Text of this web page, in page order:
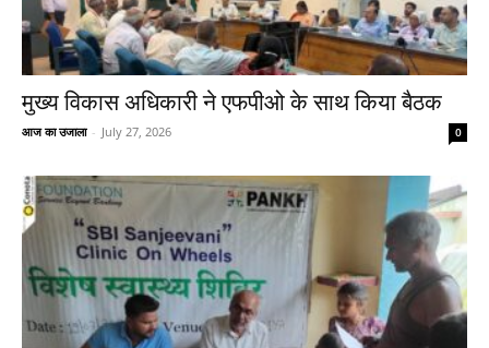
मुख्य विकास अधिकारी ने एफपीओ के साथ किया बैठक
आज का उजाला - July 27, 2026 0